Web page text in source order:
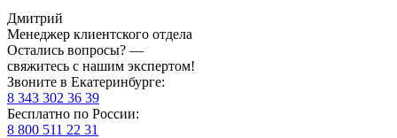
Дмитрий
Менеджер клиентского отдела
Остались вопросы? —
свяжитесь с нашим экспертом!
Звоните в Екатеринбурге:
8 343 302 36 39
Бесплатно по России:
8 800 511 22 31